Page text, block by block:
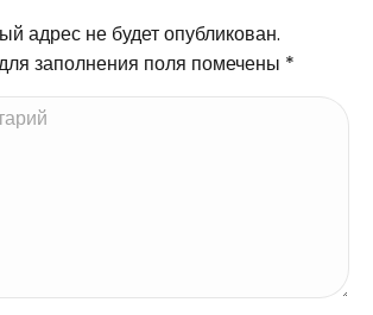
адрес не будет опубликован.
заполнения поля помечены *